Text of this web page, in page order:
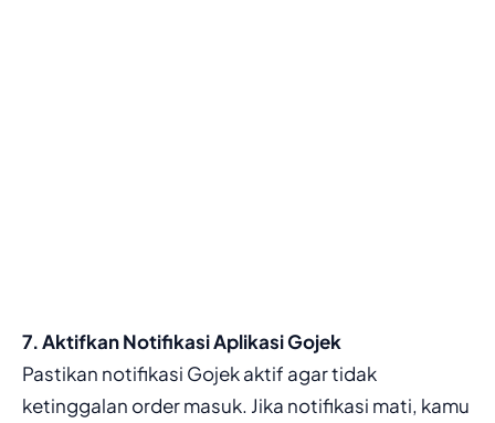
7. Aktifkan Notifikasi Aplikasi Gojek
Pastikan notifikasi Gojek aktif agar tidak
ketinggalan order masuk. Jika notifikasi mati, kamu